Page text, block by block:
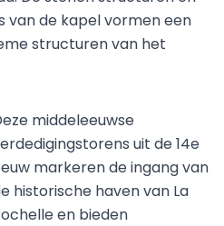
de kapel vormen een
structuren van het
middeleeuwse
uit de 14e
markeren de ingang van
historische haven van La
en bieden